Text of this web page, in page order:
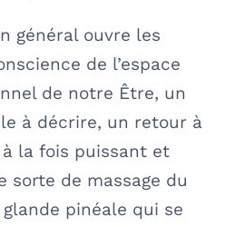
général ouvre les
de l’espace
de notre Être, un
à décrire, un retour à
à la fois puissant et
sorte de massage du
pinéale qui se